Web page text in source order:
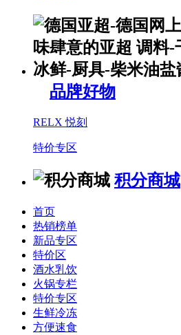
品牌好物
RELX 悦刻
特价专区
积分商城
首页
热销榜单
新品专区
特价区
酒水乳饮
火锅专栏
特价专区
生鲜冷冻
方便速食